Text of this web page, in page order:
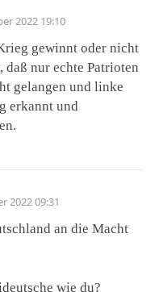
2022 19:10
gewinnt oder nicht
nur echte Patrioten
gelangen und linke
erkannt und
2022 09:31
an die Macht
wie du?